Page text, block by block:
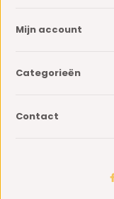
Mijn account
Categorieën
Contact